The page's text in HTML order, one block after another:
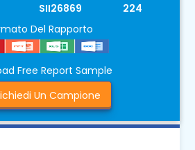
SII26869
224
Del Rapporto
Free Report Sample
Un Campione